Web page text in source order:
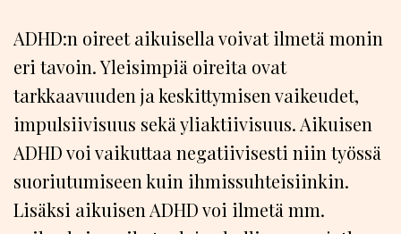
ADHD:n oireet aikuisella voivat ilmetä monin
eri tavoin. Yleisimpiä oireita ovat
tarkkaavuuden ja keskittymisen vaikeudet,
impulsiivisuus sekä yliaktiivisuus. Aikuisen
ADHD voi vaikuttaa negatiivisesti niin työssä
suoriutumiseen kuin ihmissuhteisiinkin.
Lisäksi aikuisen ADHD voi ilmetä mm.